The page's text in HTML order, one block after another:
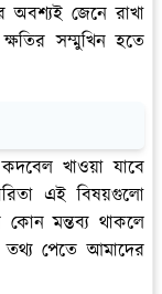
অবশ্যই জেনে রাখা
সম্মুখিন হতে
কদবেল খাওয়া যাবে
এই বিষয়গুলো
মন্তব্য থাকলে
তথ্য পেতে আমাদের